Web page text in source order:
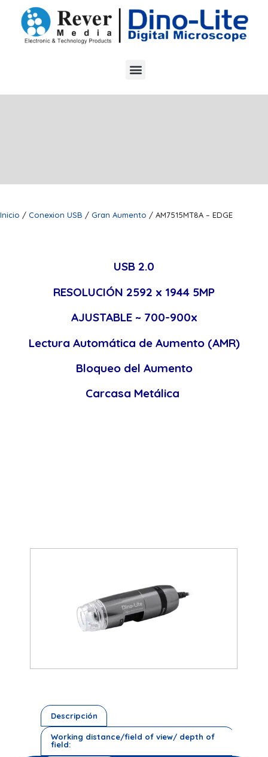
Inicio / Conexion USB / Gran Aumento / AM7515MT8A – EDGE
USB 2.0
RESOLUCIÓN 2592 x 1944 5MP
AJUSTABLE ~ 700-900x
Lectura Automática de Aumento (AMR)
Bloqueo del Aumento
Carcasa Metálica
Descripción
Working distance/field of view/ depth of
field: